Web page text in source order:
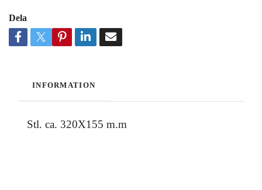
Dela
INFORMATION
Stl. ca. 320X155 m.m